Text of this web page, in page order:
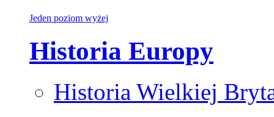
Jeden poziom wyżej
Historia Europy
Historia Wielkiej